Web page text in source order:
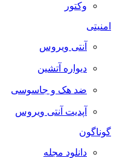
وکتور
امنیتی
آنتی ویروس
دیواره آتشین
ضد هک و جاسوسی
آپدیت آنتی ویروس
گوناگون
دانلود مجله